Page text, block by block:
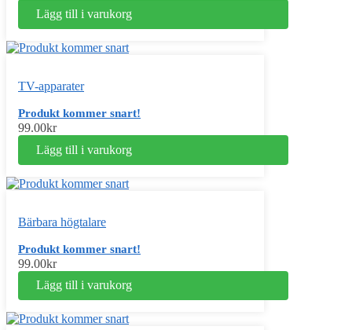
Lägg till i varukorg
TV-apparater
Produkt kommer snart!
99.00kr
Lägg till i varukorg
Bärbara högtalare
Produkt kommer snart!
99.00kr
Lägg till i varukorg